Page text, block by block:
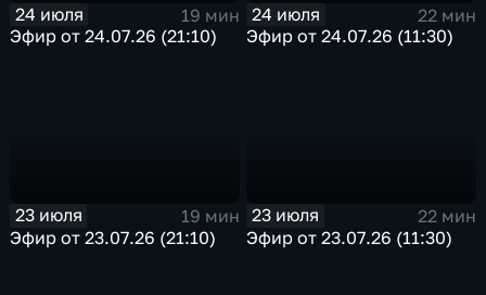
24 июля
19 мин
Эфир от 24.07.26 (21:10)
24 июля
22 мин
Эфир от 24.07.26 (11:30)
23 июля
19 мин
Эфир от 23.07.26 (21:10)
23 июля
22 мин
Эфир от 23.07.26 (11:30)